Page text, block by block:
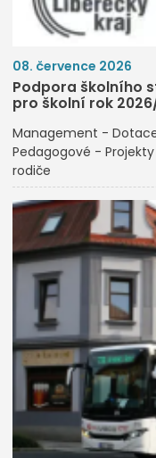
08. července 2026
Podpora školního
pro školní rok
Management -
Pedagogové - Projekty
rodiče